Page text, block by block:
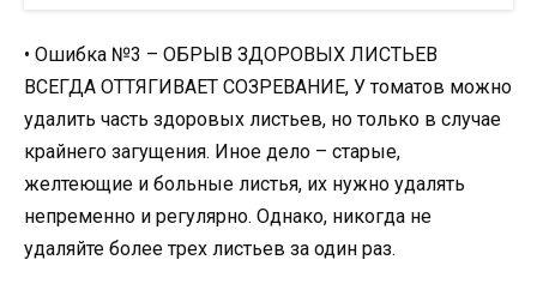
• Ошибка №3 – ОБРЫВ ЗДОРОВЫХ ЛИСТЬЕВ
ВСЕГДА ОТТЯГИВАЕТ СОЗРЕВАНИЕ, У томатов можно
удалить часть здоровых листьев, но только в случае
крайнего загущения. Иное дело – старые,
желтеющие и больные листья, их нужно удалять
непременно и регулярно. Однако, никогда не
удаляйте более трех листьев за один раз.